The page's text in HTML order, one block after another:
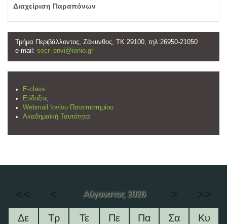
Διαχείριση Παραπόνων
Τμήμα Περιβάλλοντος, Ζάκυνθος, ΤΚ 29100, τηλ:26950-21050
e-mail: secr_envi@ionio.gr
E-class
Εύδοξος
Webmail Ιονίου Πανεπιστημίου
Ακαδημαϊκή Ταυτότητα
<< < Αύγουστος 2026 > >>
Δε Τρ Τε Πε Πα Σα Κυ